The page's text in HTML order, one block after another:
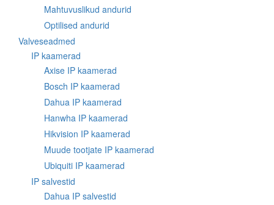
Mahtuvuslikud andurid
Optilised andurid
Valveseadmed
IP kaamerad
Axise IP kaamerad
Bosch IP kaamerad
Dahua IP kaamerad
Hanwha IP kaamerad
Hikvision IP kaamerad
Muude tootjate IP kaamerad
Ubiquiti IP kaamerad
IP salvestid
Dahua IP salvestid